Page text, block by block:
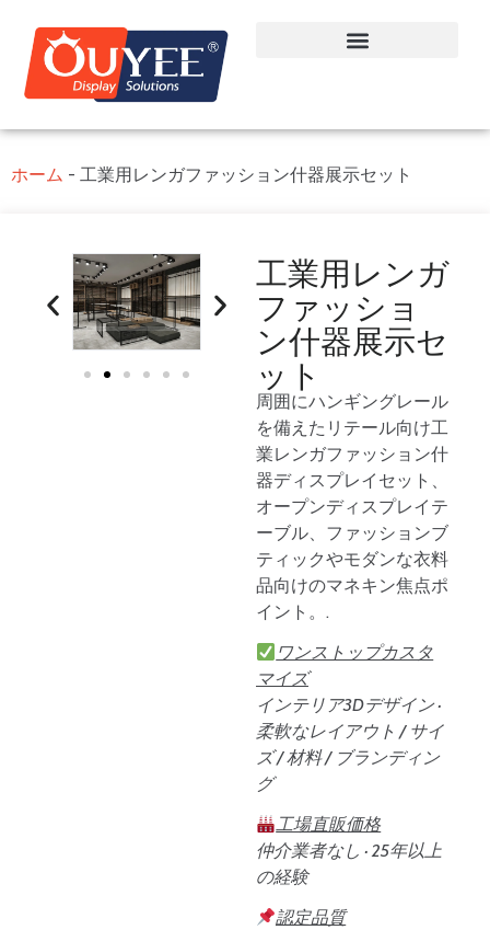
ホーム - 工業用レンガファッション什器展示セット
工業用レンガ
ファッショ
ン什器展示セ
ット
周囲にハンギングレール
を備えたリテール向け工
業レンガファッション什
器ディスプレイセット、
オープンディスプレイテ
ーブル、ファッションブ
ティックやモダンな衣料
品向けのマネキン焦点ポ
イント。.
ワンストップカスタ
マイズ
インテリア3Dデザイン ·
柔軟なレイアウト / サイ
ズ / 材料 / ブランディン
グ
工場直販価格
仲介業者なし · 25年以上
の経験
認定品質